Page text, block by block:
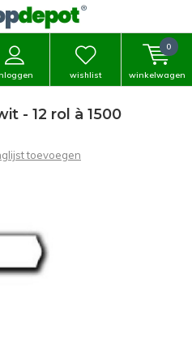
wishlist winkelwagen
0
- 12 rol à 1500
toevoegen